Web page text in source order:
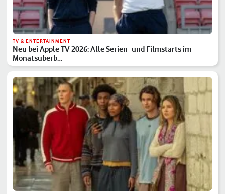
TV & ENTERTAINMENT
Neu bei Apple TV 2026: Alle Serien- und Filmstarts im
Monatsüberb…